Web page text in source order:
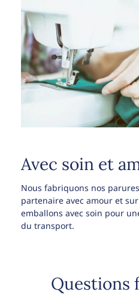
Avec soin et
Nous fabriquons nos
partenaire avec amour et
emballons avec soin pour
du transport.
Questions